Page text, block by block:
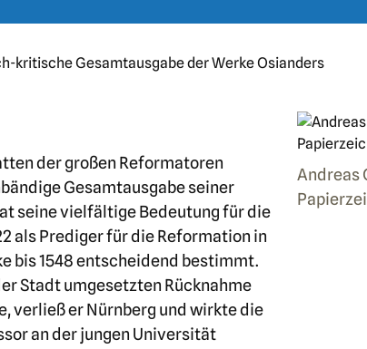
kritische Gesamtausgabe der Werke Osianders
der großen Reformatoren
Gesamtausgabe seiner
seine vielfältige Bedeutung für die
als Prediger für die Reformation in
bis 1548 entscheidend bestimmt.
Stadt umgesetzten Rücknahme
verließ er Nürnberg und wirkte die
an der jungen Universität
Andreas